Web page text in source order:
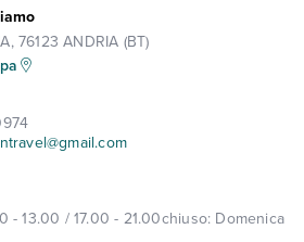
76123 ANDRIA (BT)
- 13.00 / 17.00 - 21.00chiuso: Domenica